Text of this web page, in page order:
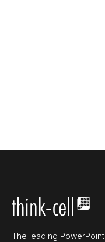
The leading PowerPoint